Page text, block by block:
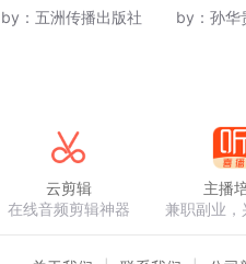
by： 五洲传播出版社
by： 孙华
云剪辑
在线音频剪辑神器
主播
兼职副业，